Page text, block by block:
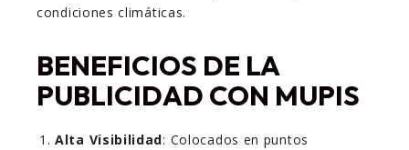
condiciones climáticas.
BENEFICIOS DE LA
PUBLICIDAD CON MUPIS
Alta Visibilidad: Colocados en puntos